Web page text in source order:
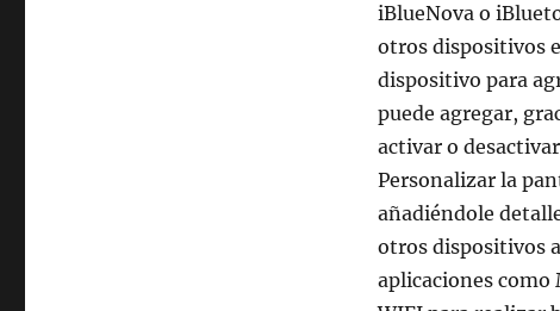
iBlueNova o
otros dispositivos
dispositivo para
puede agregar,
activar o
Personalizar la
añadiéndole
otros dispositivos
aplicaciones como